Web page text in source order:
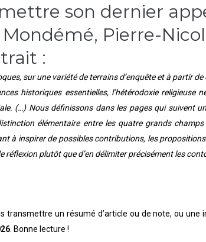
son dernier
Pierre-
:
sur une variété de terrains d’enquête et à partir
historiques essentielles, l’hétérodoxie religieuse
(…) Nous définissons dans les pages qui suivent
élémentaire entre les quatre grands
à inspirer de possibles contributions, les
plutôt que d’en délimiter précisément les
transmettre un résumé d’article ou de note, ou une
. Bonne lecture !